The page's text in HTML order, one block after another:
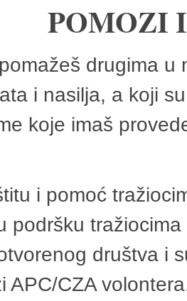
POMOZI
drugima
i nasilja, a koji
koje imaš
i pomoć
podršku
društva i
APC/CZA